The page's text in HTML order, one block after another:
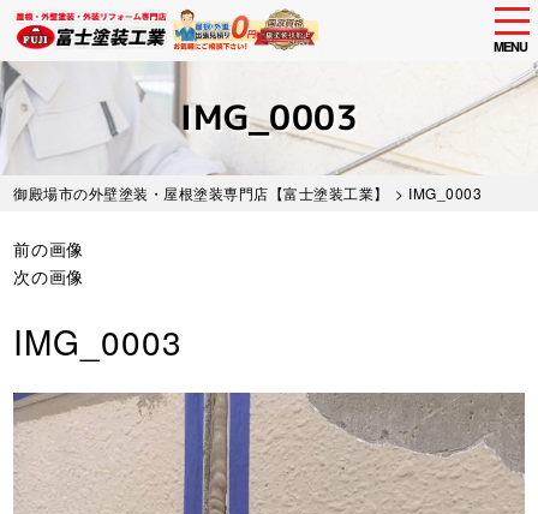
Skip
to
main
content
MENU
IMG_0003
御殿場市の外壁塗装・屋根塗装専門店【富士塗装工業】 > IMG_0003
前の画像
次の画像
IMG_0003